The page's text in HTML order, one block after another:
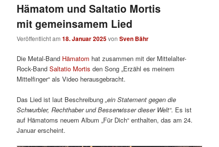
Hämatom und Saltatio Mortis
mit gemeinsamem Lied
Veröffentlicht am18. Januar 2025vonSven Bähr
Die Metal-Band Hämatom hat zusammen mit der Mittelalter-
Rock-BandSaltatio Mortis den Song „Erzähl es meinem
Mittelfinger“ als Video herausgebracht.
Das Lied ist laut Beschreibung„ein Statement gegen die
Schwurbler, Rechthaber und Besserwisser dieser Welt“. Es ist
auf Hämatoms neuem Album „Für Dich“ enthalten, das am 24.
Januar erscheint.